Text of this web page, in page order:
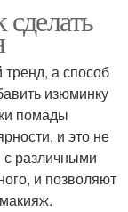
а способ
изюминку
помады
и это не
с различными
и позволяют